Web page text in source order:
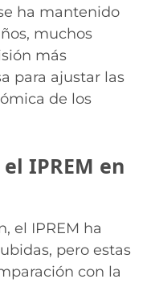
ha mantenido
muchos
más
para ajustar las
de los
IPREM en
el IPREM ha
pero estas
con la